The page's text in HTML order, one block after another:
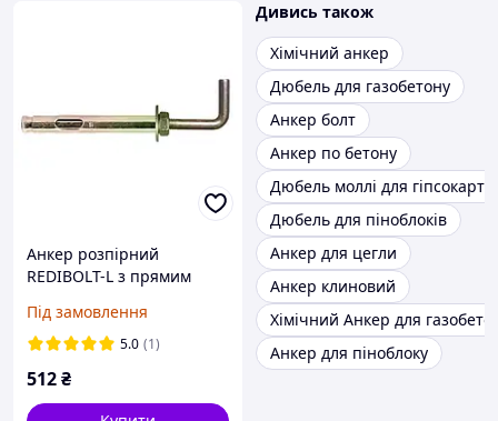
Анкер розпірний
REDIBOLT-L з прямим
цинк жовтий/білий 60
шт./пачка
Під замовлення
5.0 (1)
512₴
Дивись також
Хімічний анкер
Дюбель для газобетону
Анкер болт
Анкер по бетону
Дюбель моллі для
Дюбель для піноблоків
Анкер для цегли
Анкер клиновий
Хімічний Анкер для
Анкер для піноблоку